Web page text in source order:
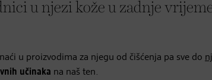
u njezi kože u zadnje vrijeme
u proizvodima za njegu od čišćenja pa sve do
učinaka na naš ten.